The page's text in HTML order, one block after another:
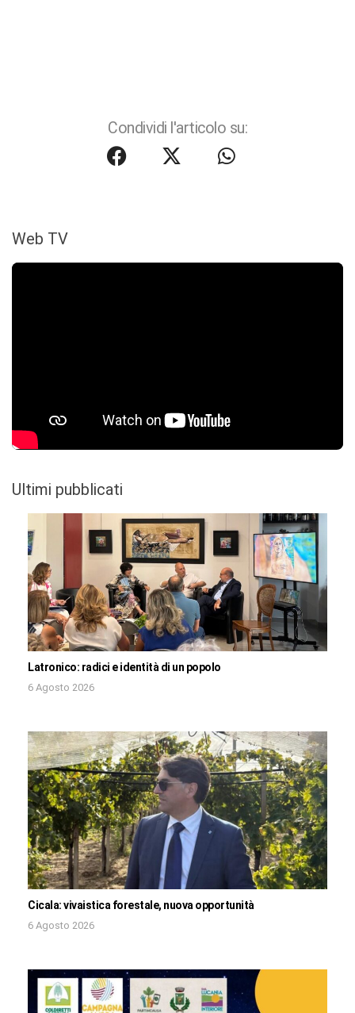
Condividi l'articolo su:
Web TV
Ultimi pubblicati
Latronico: radici e identità di un popolo
6 Agosto 2026
Cicala: vivaistica forestale, nuova opportunità
6 Agosto 2026